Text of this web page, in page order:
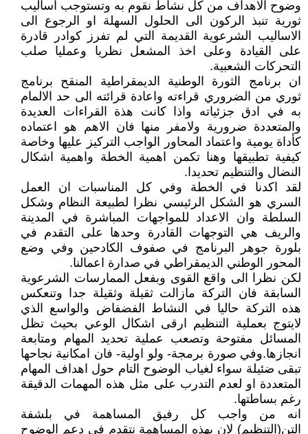
وضوح الاهداف من كل نشاط نقوم به وتستوجب اساليب
ثورية تنبذ الركون الى الحلول السهلة او الرجوع الى
الاساليب الشرعوية القديمة التي لم تفرز كوادر قادرة
على القيادة وعلى اخذ المشعل نظريا وعمليا صلب
التحركات الشعبية.
ان برنامج الثورة الوطنية الديمقراطية المنقح برنامج
ثوري من الضروري قراءته واعادة قرائته الى حد الالمام
به في ادق جزئياته واذا كانت هذة القراءات العديدة
والمتعددة ضرورية ولامفر منها فان الاهم هو اعتماده
كأداة يومية واعتماد المحاور الواجب التركيز عليها وخاصة
كيفية تطبيقها وهنا تكمن اهمية الخطة واهمية اشكال
النضال والتنظيم تحديدا.
لقد اكدنا في الخطة وفي كل المناسبات ان العمل
السري هو الشكل الرئيسي نظرا لطبيعة النظام وشكل
السلطة وان الاعداد للمواجهات المباشرة في المدينة
والريف هي التوجهات القادرة وحدها على التقدم في
بلورة جوهر البرنامج في صفوف الكادحين وفي وضع
المحور الوطني الديمقراطي في صدارة اعمالنا.
لكن نظرا الى واقع القوى وبفعل الممارسات الشرعوية
السابقة فان التركة مازالت ثقيلة وثقيلة جدا وتنعكس
هذه التركة حاليا في النشاط الفضفاض والواسع الذي
لايتوج بعملية التنظيم ارقى اشكال الوعي بحيث تظل
المسائل مفتوحة وتصعب عملية تحديد المهام ومتابعة
انجازها.وفي صورة برمجة- ولو اولية- فان امكانية نجاحها
تبقى ضئيلة سواء لغياب الوضوح التام حول اهداف المهام
المتعددة او لعدم التدرب على مثل هذه المهمات الدقيقة
رغم بساطتها.
انه من واجب كل رفيق المساهمة في بلشفة
التن(التنظيم) لان بهذه المساهمة نتقدم في دعم الوضوح